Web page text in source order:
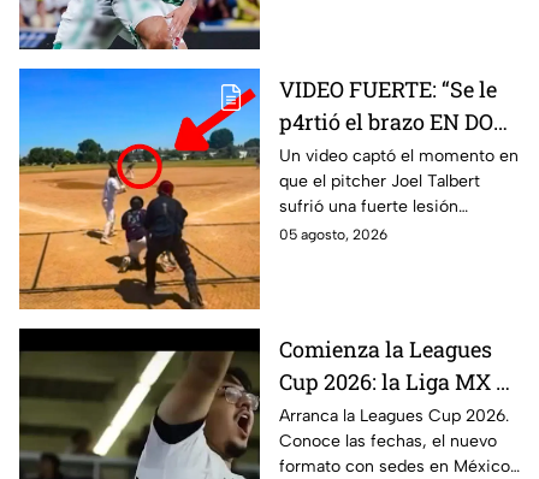
VIDEO FUERTE: “Se le
p4rtió el brazo EN DOS”
Pitcher sufre brut4l
lesión durante
lanzamiento y queda
fuera del juego
Un video captó el momento en
que el pitcher Joel Talbert
sufrió una fuerte lesión
durante un lanzamiento en un
05 agosto, 2026
Comienza la Leagues
Cup 2026: la Liga MX y
la MLS se enfrentan
con histórico formato
Arranca la Leagues Cup 2026.
Conoce las fechas, el nuevo
formato con sedes en México